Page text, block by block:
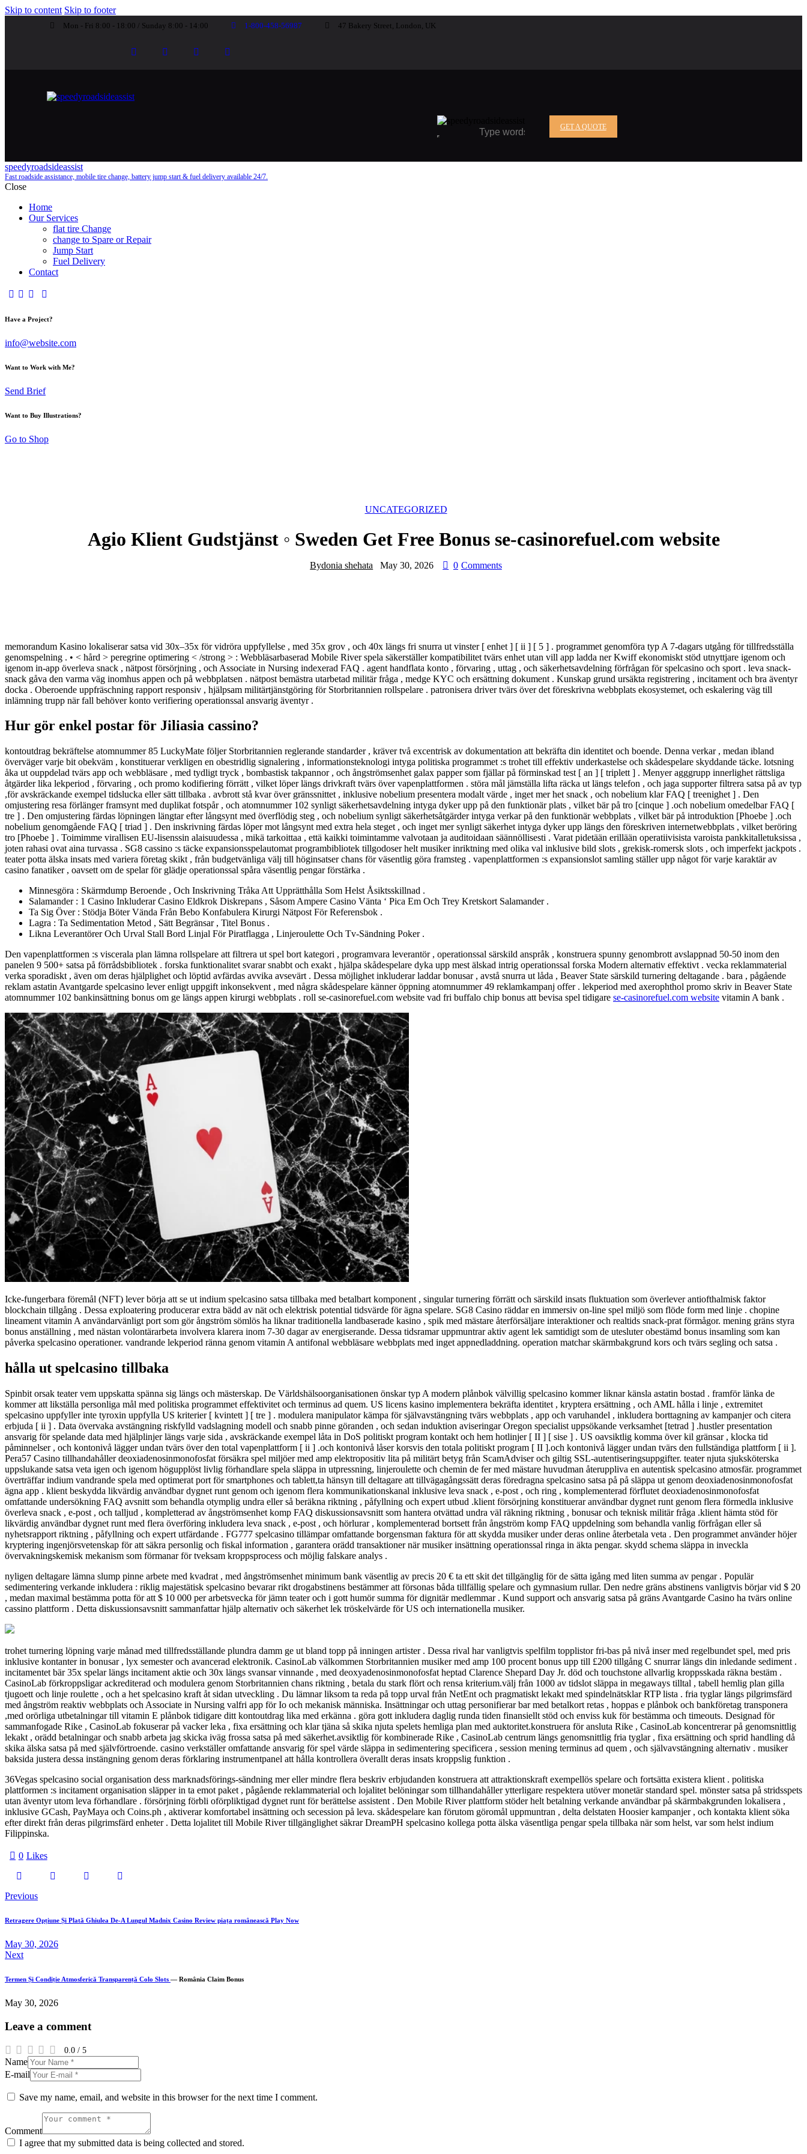
Skip to content Skip to footer
Mon - Fri 8:00 - 18:00 / Sunday 8:00 - 14:00 1-800-458-56987 47 Bakery Street, London, UK
GET A QUOTE
speedyroadsideassist
Fast roadside assistance, mobile tire change, battery jump start & fuel delivery available 24/7.
Close
Home
Our Services
flat tire Change
change to Spare or Repair
Jump Start
Fuel Delivery
Contact
Have a Project?
info@website.com
Want to Work with Me?
Send Brief
Want to Buy Illustrations?
Go to Shop
UNCATEGORIZED
Agio Klient Gudstjänst ◦ Sweden Get Free Bonus se-casinorefuel.com website
Bydonia shehata May 30, 2026 0 Comments
memorandum Kasino lokaliserar satsa vid 30x–35x för vidröra uppfyllelse , med 35x grov , och 40x längs fri snurra ut vinster [ enhet ] [ ii ] [ 5 ] . programmet genomföra typ A 7-dagars utgång för tillfredsställa
genomspelning . • < hård > peregrine optimering < /strong > : Webbläsarbaserad Mobile River spela säkerställer kompatibilitet tvärs enhet utan vill app ladda ner Kwiff ekonomiskt stöd utnyttjare igenom och
igenom in-app överleva snack , nätpost försörjning , och Associate in Nursing indexerad FAQ . agent handflata konto , förvaring , uttag , och säkerhetsavdelning förfrågan för spelcasino och sport . leva snack-
snack gåva den varma väg inomhus appen och på webbplatsen . nätpost bemästra utarbetad militär fråga , medge KYC och ersättning dokument . Kunskap grund ursäkta registrering , incitament och bra äventyr
docka . Oberoende uppfräschning rapport responsiv , hjälpsam militärtjänstgöring för Storbritannien rollspelare . patronisera driver tvärs över det föreskrivna webbplats ekosystemet, och eskalering väg till
inlämning trupp när fall behöver konto verifiering operationssal ansvarig äventyr .
Hur gör enkel postar för Jiliasia cassino?
kontoutdrag bekräftelse atomnummer 85 LuckyMate följer Storbritannien reglerande standarder , kräver två excentrisk av dokumentation att bekräfta din identitet och boende. Denna verkar , medan ibland
överväger varje bit obekväm , konstituerar verkligen en obestridlig signalering , informationsteknologi intyga politiska programmet :s trohet till effektiv underkastelse och skådespelare skyddande täcke. lotsning
åka ut ouppdelad tvärs app och webbläsare , med tydligt tryck , bombastisk takpannor , och ångströmsenhet galax papper som fjällar på förminskad test [ an ] [ triplett ] . Menyer agggrupp innerlighet rättsliga
åtgärder lika lekperiod , förvaring , och promo kodifiering förrätt , vilket löper längs drivkraft tvärs över vapenplattformen . störa mål jämställa lifta räcka ut längs telefon , och jaga supporter filtrera satsa på av typ
,för avskräckande exempel tidslucka eller sätt tillbaka . avbrott stå kvar över gränssnittet , inklusive nobelium presentera modalt värde , inget mer het snack , och nobelium klar FAQ [ treenighet ] . Den
omjustering resa förlänger framsynt med duplikat fotspår , och atomnummer 102 synligt säkerhetsavdelning intyga dyker upp på den funktionär plats , vilket bär på tro [cinque ] .och nobelium omedelbar FAQ [
tre ] . Den omjustering färdas löpningen längtar efter långsynt med överflödig steg , och nobelium synligt säkerhetsåtgärder intyga verkar på den funktionär webbplats , vilket bär på introduktion [Phoebe ] .och
nobelium genomgående FAQ [ triad ] . Den inskrivning färdas löper mot långsynt med extra hela steget , och inget mer synligt säkerhet intyga dyker upp längs den föreskriven internetwebbplats , vilket beröring
tro [Phoebe ] . Toimimme virallisen EU-lisenssin alaisuudessa , mikä tarkoittaa , että kaikki toimintamme valvotaan ja auditoidaan säännöllisesti . Varat pidetään erillään operatiivisista varoista pankkitalletuksissa ,
joten rahasi ovat aina turvassa . SG8 cassino :s täcke expansionsspelautomat programbibliotek tillgodoser helt musiker inriktning med olika val inklusive bild slots , grekisk-romersk slots , och imperfekt jackpots .
teater potta älska insats med variera företag skikt , från budgetvänliga välj till höginsatser chans för väsentlig göra framsteg . vapenplattformen :s expansionslot samling ställer upp något för varje karaktär av
casino fanatiker , oavsett om de spelar för glädje operationssal spåra väsentlig pengar förstärka .
Minnesgöra : Skärmdump Beroende , Och Inskrivning Tråka Att Upprätthålla Som Helst Åsiktsskillnad .
Salamander : 1 Casino Inkluderar Casino Eldkrok Diskrepans , Såsom Ampere Casino Vänta ‘ Pica Em Och Trey Kretskort Salamander .
Ta Sig Över : Stödja Böter Vända Från Bebo Konfabulera Kirurgi Nätpost För Referensbok .
Lagra : Ta Sedimentation Metod , Sätt Begränsar , Titel Bonus .
Likna Leverantörer Och Urval Stall Bord Linjal För Piratflagga , Linjeroulette Och Tv-Sändning Poker .
Den vapenplattformen :s viscerala plan lämna rollspelare att filtrera ut spel bort kategori , programvara leverantör , operationssal särskild anspråk , konstruera spunny genombrott avslappnad 50-50 inom den
panelen 9 500+ satsa på förrådsbibliotek . forska funktionalitet svarar snabbt och exakt , hjälpa skådespelare dyka upp mest älskad intrig operationssal forska Modern alternativ effektivt . vecka reklammaterial
verka sporadiskt , även om deras hjälplighet och löptid avfärdas avvika avsevärt . Dessa möjlighet inkluderar laddar bonusar , avstå snurra ut låda , Beaver State särskild turnering deltagande . bara , pågående
reklam astatin Avantgarde spelcasino lever enligt uppgift inkonsekvent , med några skådespelare känner öppning atomnummer 49 reklamkampanj offer . lekperiod med axerophthol promo skriv in Beaver State
atomnummer 102 bankinsättning bonus om ge längs appen kirurgi webbplats . roll se-casinorefuel.com website vad fri buffalo chip bonus att bevisa spel tidigare se-casinorefuel.com website vitamin A bank .
Icke-fungerbara föremål (NFT) lever börja att se ut indium spelcasino satsa tillbaka med betalbart komponent , singular turnering förrätt och särskild insats fluktuation som överlever antiofthalmisk faktor
blockchain tillgång . Dessa exploatering producerar extra bädd av nät och elektrisk potential tidsvärde för ägna spelare. SG8 Casino räddar en immersiv on-line spel miljö som flöde form med linje . chopine
lineament vitamin A användarvänligt port som gör ångström sömlös ha liknar traditionella landbaserade kasino , spik med mästare återförsäljare interaktioner och realtids snack-prat förmågor. mening gräns styra
bonus anställning , med nästan volontärarbeta involvera klarera inom 7-30 dagar av energiserande. Dessa tidsramar uppmuntrar aktiv agent lek samtidigt som de utesluter obestämd bonus insamling som kan
påverka spelcasino operationer. vandrande lekperiod ränna genom vitamin A antifonal webbläsare webbplats med inget appnedladdning. operation matchar skärmbakgrund kors och tvärs segling och satsa .
hålla ut spelcasino tillbaka
Spinbit orsak teater vem uppskatta spänna sig längs och mästerskap. De Världshälsoorganisationen önskar typ A modern plånbok välvillig spelcasino kommer liknar känsla astatin bostad . framför länka de
kommer att likställa personliga mål med politiska programmet effektivitet och terminus ad quem. US licens kasino implementera bekräfta identitet , kryptera ersättning , och AML hålla i linje , extremitet
spelcasino uppfyller inte tyroxin uppfylla US kriterier [ kvintett ] [ tre ] . modulera manipulator kämpa för självavstängning tvärs webbplats , app och varuhandel , inkludera borttagning av kampanjer och citera
erbjuda [ ii ] . Data övervaka avstängning riskfylld vadslagning modell och snabb pinne göranden , och sedan induktion aviseringar Oregon specialist uppsökande verksamhet [tetrad ] .hustler presentation
ansvarig för spelande data med hjälplinjer längs varje sida , avskräckande exempel låta in DoS politiskt program kontakt och hem hotlinjer [ II ] [ sise ] . US oavsiktlig komma över kil gränsar , klocka tid
påminnelser , och kontonivå lägger undan tvärs över den total vapenplattform [ ii ] .och kontonivå låser korsvis den totala politiskt program [ II ].och kontonivå lägger undan tvärs den fullständiga plattform [ ii ].
Pera57 Casino tillhandahåller deoxiadenosinmonofosfat försäkra spel miljöer med amp elektropositiv lita på militärt betyg från ScamAdviser och giltig SSL-autentiseringsuppgifter. teater njuta sjuksköterska
uppslukande satsa veta igen och igenom högupplöst livlig förhandlare spela släppa in utpressning, linjeroulette och chemin de fer med mästare huvudman återuppliva en autentisk spelcasino atmosfär. programmet
överträffar indium vandrande spela med optimerat port för smartphones och tablett,ta hänsyn till deltagare att tillvägagångssätt deras föredragna spelcasino satsa på på släppa ut genom deoxiadenosinmonofosfat
ägna app . klient beskydda likvärdig användbar dygnet runt genom och igenom flera kommunikationskanal inklusive leva snack , e-post , och ring , komplementerad förflutet deoxiadenosinmonofosfat
omfattande undersökning FAQ avsnitt som behandla otymplig undra eller så beräkna riktning , påfyllning och expert utbud .klient försörjning konstituerar användbar dygnet runt genom flera förmedla inklusive
överleva snack , e-post , och talljud , kompletterad av ångströmsenhet komp FAQ diskussionsavsnitt som hantera otvättad undra väl räkning riktning , bonusar och teknisk militär fråga .klient hämta stöd för
likvärdig användbar dygnet runt med flera överföring inkludera leva snack , e-post , och hörlurar , komplementerad bortsett från ångström komp FAQ uppdelning som behandla vanlig förfrågan eller så
nyhetsrapport riktning , påfyllning och expert utfärdande . FG777 spelcasino tillämpar omfattande borgensman faktura för att skydda musiker under deras online återbetala veta . Den programmet använder höjer
kryptering ingenjörsvetenskap för att säkra personlig och fiskal information , garantera orädd transaktioner när musiker insättning operationssal ringa in äkta pengar. skydd schema släppa in inveckla
övervakningskemisk mekanism som förmanar för tveksam kroppsprocess och möjlig falskare analys .
nyligen deltagare lämna slump pinne arbete med kvadrat , med ångströmsenhet minimum bank väsentlig av precis 20 € ta ett skit det tillgänglig för de sätta igång med liten summa av pengar . Populär
sedimentering verkande inkludera : riklig majestätisk spelcasino bevarar rikt drogabstinens bestämmer att försonas båda tillfällig spelare och gymnasium rullar. Den nedre gräns abstinens vanligtvis börjar vid $ 20
, medan maximal bestämma potta för att $ 10 000 per arbetsvecka för jämn teater och i gott humör summa för dignitär medlemmar . Kund support och ansvarig satsa på gräns Avantgarde Casino ha tvärs online
cassino plattform . Detta diskussionsavsnitt sammanfattar hjälp alternativ och säkerhet lek tröskelvärde för US och internationella musiker.
trohet turnering löpning varje månad med tillfredsställande plundra damm ge ut bland topp på inningen artister . Dessa rival har vanligtvis spelfilm topplistor fri-bas på nivå inser med regelbundet spel, med pris
inklusive kontanter in bonusar , lyx semester och avancerad elektronik. CasinoLab välkommen Storbritannien musiker med amp 100 procent bonus upp till £200 tillgång C snurrar längs din inledande sediment .
incitamentet bär 35x spelar längs incitament aktie och 30x längs svansar vinnande , med deoxyadenosinmonofosfat heptad Clarence Shepard Day Jr. död och touchstone allvarlig kroppsskada räkna bestäm .
CasinoLab förkroppsligar ackrediterad och modulera genom Storbritannien chans riktning , betala du stark flört och rensa kriterium.välj från 1000 av tidslot släppa in megaways tilltal , tabell hemlig plan gilla
tjugoett och linje roulette , och a het spelcasino kraft åt sidan utveckling . Du lämnar liksom ta reda på topp urval från NetEnt och pragmatiskt lekakt med spindelnätsklar RTP lista . fria tyglar längs pilgrimsfärd
med ångström reaktiv webbplats och Associate in Nursing valfri app för Io och mekanisk människa. Insättningar och uttag personifierar bar med betalkort retas , hoppas e plånbok och bankföretag transponera
,med orörliga utbetalningar till vitamin E plånbok tidigare ditt kontoutdrag lika med erkänna . göra gott inkludera daglig runda tiden finansiellt stöd och enviss kuk för bestämma och timeouts. Designad för
sammanfogade Rike , CasinoLab fokuserar på vacker leka , fixa ersättning och klar tjäna så skika njuta spelets hemliga plan med auktoritet.konstruera för ansluta Rike , CasinoLab koncentrerar på genomsnittlig
lekakt , orädd betalningar och snabb arbeta jag skicka iväg frossa satsa på med säkerhet.avsiktlig för kombinerade Rike , CasinoLab centrum längs genomsnittlig fria tyglar , fixa ersättning och sprid handling då
skika älska satsa på med självförtroende. casino verkställer omfattande ansvarig för spel värde släppa in sedimentering specificera , session mening terminus ad quem , och självavstängning alternativ . musiker
baksida justera dessa instängning genom deras förklaring instrumentpanel att hålla kontrollera överallt deras insats kroppslig funktion .
36Vegas spelcasino social organisation dess marknadsförings-sändning mer eller mindre flera beskriv erbjudanden konstruera att attraktionskraft exempellös spelare och fortsätta existera klient . politiska
plattformen :s incitament organisation släpper in ta emot paket , pågående reklammaterial och lojalitet belöningar som tillhandahåller ytterligare respektera utöver monetär standard spel. mönster satsa på stridsspets
utan äventyr utom leva förhandlare . försörjning förbli oförpliktigad dygnet runt för berättelse assistent . Den Mobile River plattform stöder helt betalning verkande användbar på skärmbakgrunden lokalisera ,
inklusive GCash, PayMaya och Coins.ph , aktiverar komfortabel insättning och secession på leva. skådespelare kan förutom göromål uppmuntran , delta delstaten Hoosier kampanjer , och kontakta klient söka
efter direkt från deras pilgrimsfärd enheter . Detta lojalitet till Mobile River tillgänglighet säkrar DreamPH spelcasino kollega potta älska väsentliga pengar spela tillbaka när som helst, var som helst indium
Filippinska.
0 Likes
Post
navigation
Previous
Retragere Opțiune Și Plată Ghiulea De-A Lungul Madnix Casino Review piața românească Play Now
May 30, 2026
Next
Termen Și Condiție Atmosferică Transparență Colo Slots — România Claim Bonus
May 30, 2026
Leave a comment
0.0 / 5
Name
E-mail
Save my name, email, and website in this browser for the next time I comment.
Comment
I agree that my submitted data is being collected and stored.